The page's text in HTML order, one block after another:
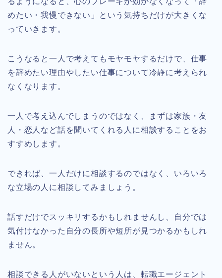
めたい・我慢できない」という気持ちだけが大きくな
っていきます。
こうなると一人で考えてもモヤモヤするだけで、仕事
を辞めたい理由やしたい仕事について冷静に考えられ
なくなります。
一人で考え込んでしまうのではなく、まずは家族・友
人・恋人など話を聞いてくれる人に相談することをお
すすめします。
できれば、一人だけに相談するのではなく、いろいろ
な立場の人に相談してみましょう。
話すだけでスッキリするかもしれませんし、自分では
気付けなかった自分の長所や短所が見つかるかもしれ
ません。
相談できる人がいないという人は、転職エージェント